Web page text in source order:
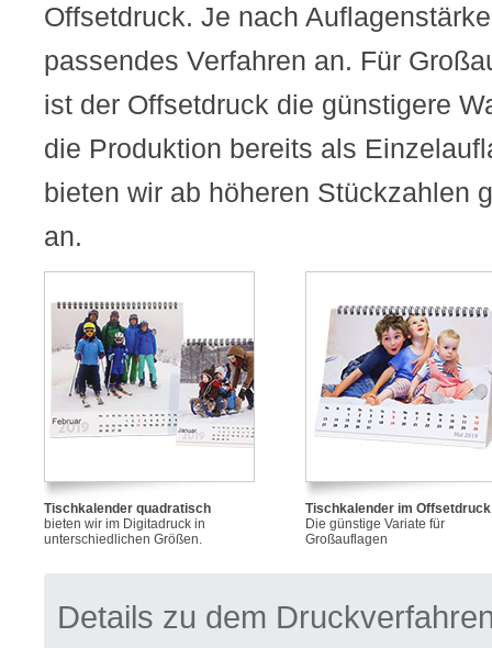
Offsetdruck. Je nach
passendes Verfahren an. Für
ist der Offsetdruck die günstigere
die Produktion bereits als
bieten wir ab höheren Stückzahlen
an.
Tischkalender quadratisch
bieten wir im Digitadruck in
unterschiedlichen Größen.
Tischkalender im Offsetdruck
Die günstige Variate für
Großauflagen
Details zu dem